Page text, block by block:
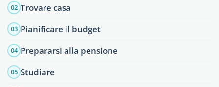
02 Trovare casa
03 Pianificare il budget
04 Prepararsi alla pensione
05 Studiare